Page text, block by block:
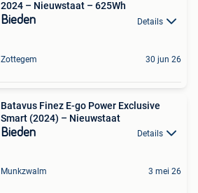
2024 – Nieuwstaat – 625Wh
Bieden Details
Zottegem 30 jun 26
Batavus Finez E-go Power Exclusive
Smart (2024) – Nieuwstaat
Bieden Details
Munkzwalm 3 mei 26